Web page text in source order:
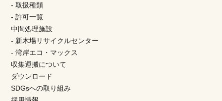
- 取扱種類
- 許可一覧
中間処理施設
- 新木場リサイクルセンター
- 湾岸エコ・マックス
収集運搬について
ダウンロード
SDGsへの取り組み